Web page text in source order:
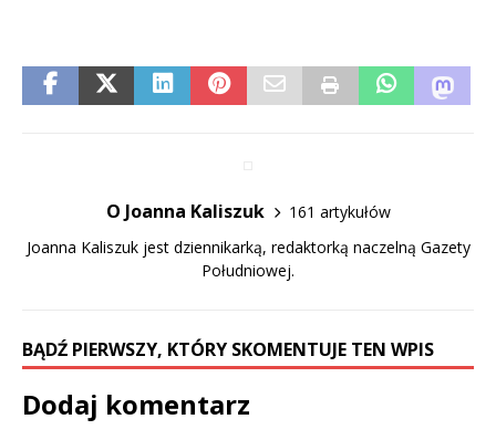
O Joanna Kaliszuk
161 artykułów
Joanna Kaliszuk jest dziennikarką, redaktorką naczelną Gazety
Południowej.
BĄDŹ PIERWSZY, KTÓRY SKOMENTUJE TEN WPIS
Dodaj komentarz